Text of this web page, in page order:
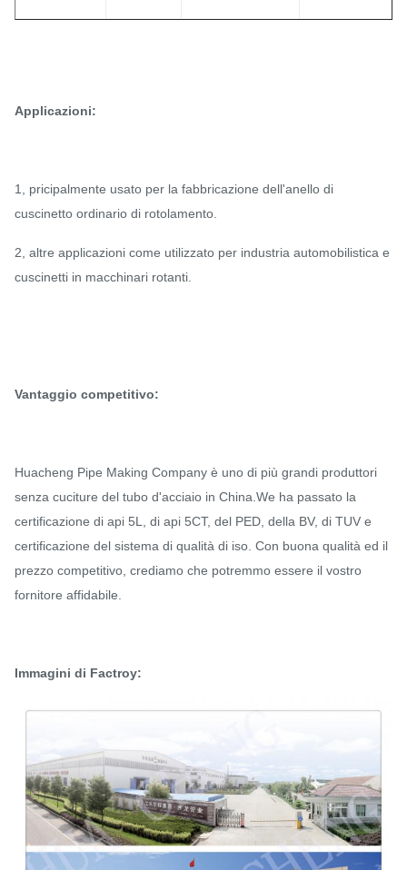
Applicazioni:
1, pricipalmente usato per la fabbricazione dell'anello di
cuscinetto ordinario di rotolamento.
2, altre applicazioni come utilizzato per industria automobilistica e
cuscinetti in macchinari rotanti.
Vantaggio competitivo:
Huacheng Pipe Making Company è uno di più grandi produttori
senza cuciture del tubo d'acciaio in China.We ha passato la
certificazione di api 5L, di api 5CT, del PED, della BV, di TUV e
certificazione del sistema di qualità di iso. Con buona qualità ed il
prezzo competitivo, crediamo che potremmo essere il vostro
fornitore affidabile.
Immagini di Factroy: